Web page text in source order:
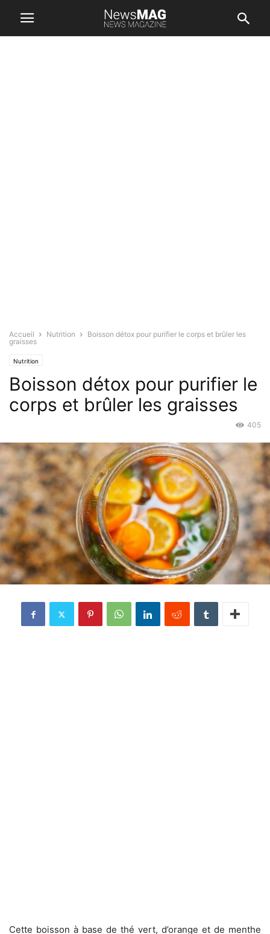
Accueil Nutrition
Boisson détox pour purifier le corps et brûler les
graisses
Nutrition
Boisson détox pour purifier le
corps et brûler les graisses
405
Cette boisson à base de thé vert, d’orange et de menthe